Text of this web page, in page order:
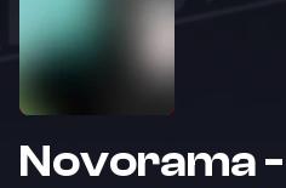
Novorama